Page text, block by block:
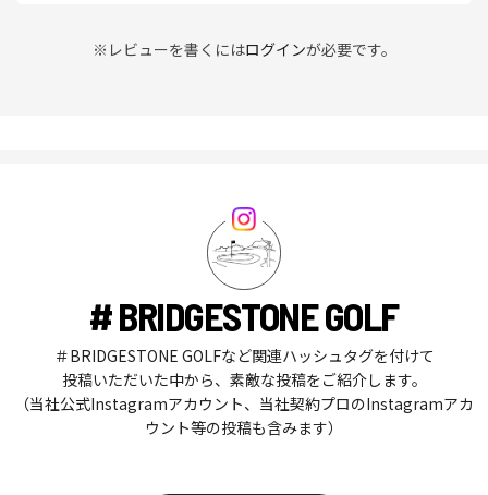
※レビューを書くにはログインが必要です。
# BRIDGESTONE GOLF
＃BRIDGESTONE GOLFなど関連ハッシュタグを付けて
投稿いただいた中から、素敵な投稿をご紹介します。
（当社公式Instagramアカウント、当社契約プロのInstagramアカ
ウント等の投稿も含みます）